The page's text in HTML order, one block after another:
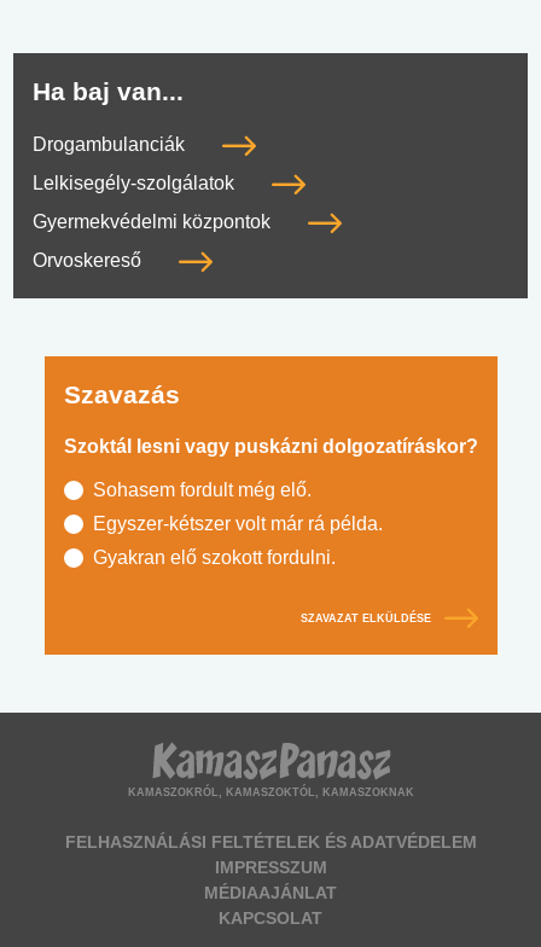
Ha baj van...
Drogambulanciák
Lelkisegély-szolgálatok
Gyermekvédelmi központok
Orvoskereső
Szavazás
Szoktál lesni vagy puskázni dolgozatíráskor?
Sohasem fordult még elő.
Egyszer-kétszer volt már rá példa.
Gyakran elő szokott fordulni.
SZAVAZAT ELKÜLDÉSE
KAMASZOKRÓL, KAMASZOKTÓL, KAMASZOKNAK
FELHASZNÁLÁSI FELTÉTELEK ÉS ADATVÉDELEM
IMPRESSZUM
MÉDIAAJÁNLAT
KAPCSOLAT